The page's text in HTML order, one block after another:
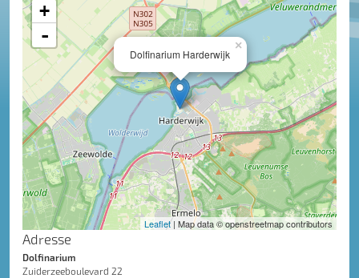
×
Dolfinarium Harderwijk
+
-
Leaflet| Map data © openstreetmap contributors
Adresse
Dolfinarium
Zuiderzeeboulevard 22